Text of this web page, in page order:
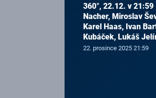
360°, 22.12. v
Nacher, Miroslav
Karel Haas, Ivan
Kubáček, Lukáš
22. prosince 2025 21:59